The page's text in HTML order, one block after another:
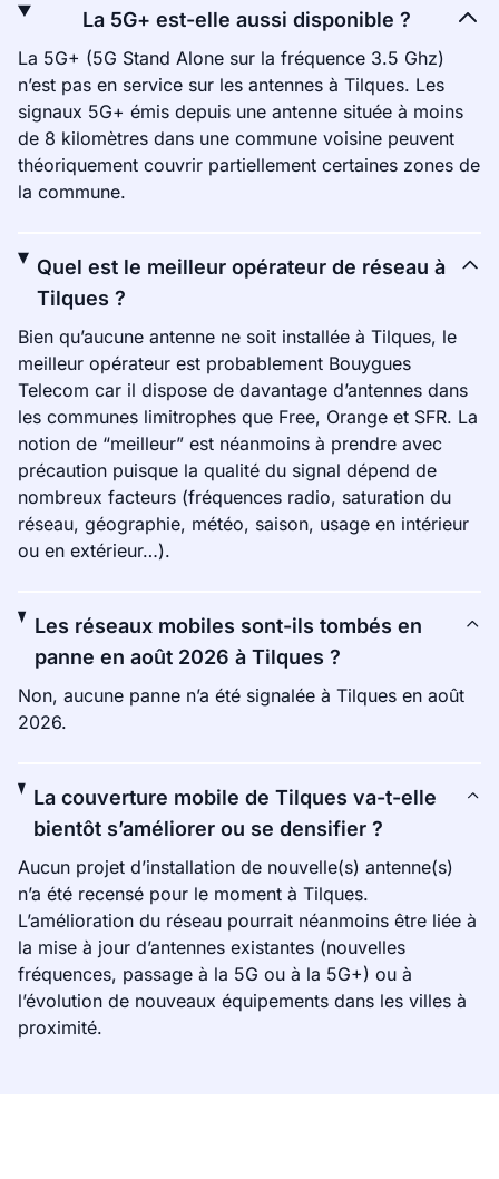
La 5G+ est-elle aussi disponible ?
La 5G+ (5G Stand Alone sur la fréquence 3.5 Ghz)
n’est pas en service sur les antennes à Tilques. Les
signaux 5G+ émis depuis une antenne située à moins
de 8 kilomètres dans une commune voisine peuvent
théoriquement couvrir partiellement certaines zones de
la commune.
Quel est le meilleur opérateur de réseau à
Tilques ?
Bien qu’aucune antenne ne soit installée à Tilques, le
meilleur opérateur est probablement Bouygues
Telecom car il dispose de davantage d’antennes dans
les communes limitrophes que Free, Orange et SFR. La
notion de “meilleur” est néanmoins à prendre avec
précaution puisque la qualité du signal dépend de
nombreux facteurs (fréquences radio, saturation du
réseau, géographie, météo, saison, usage en intérieur
ou en extérieur…).
Les réseaux mobiles sont-ils tombés en
panne en août 2026 à Tilques ?
Non, aucune panne n’a été signalée à Tilques en août
2026.
La couverture mobile de Tilques va-t-elle
bientôt s’améliorer ou se densifier ?
Aucun projet d’installation de nouvelle(s) antenne(s)
n’a été recensé pour le moment à Tilques.
L’amélioration du réseau pourrait néanmoins être liée à
la mise à jour d’antennes existantes (nouvelles
fréquences, passage à la 5G ou à la 5G+) ou à
l’évolution de nouveaux équipements dans les villes à
proximité.